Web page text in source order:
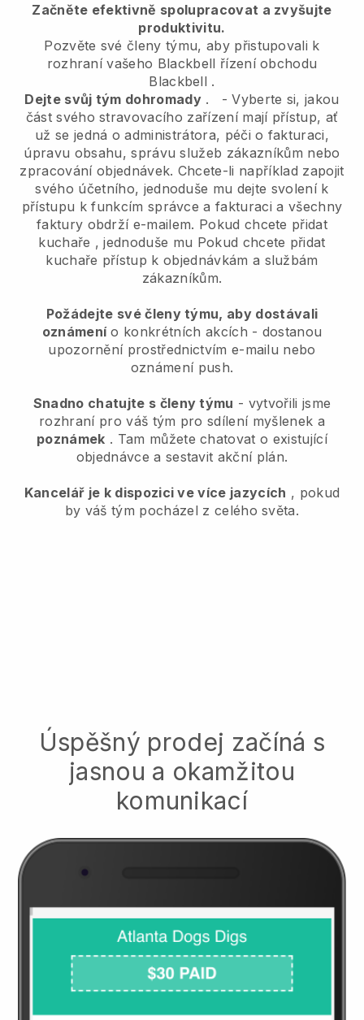
Začněte efektivně spolupracovat a zvyšujte
produktivitu.
Pozvěte své členy týmu, aby přistupovali k
rozhraní vašeho Blackbell řízení obchodu
Blackbell .
Dejte svůj tým dohromady. -Vyberte si, jakou
část svého stravovacího zařízení mají přístup, ať
už se jedná o administrátora, péči o fakturaci,
úpravu obsahu, správu služeb zákazníkům nebo
zpracování objednávek. Chcete-li například zapojit
svého účetního, jednoduše mu dejte svolení k
přístupu k funkcím správce a fakturaci a všechny
faktury obdrží e-mailem. Pokud chcete přidat
kuchaře , jednoduše mu Pokud chcete přidat
kuchaře přístup k objednávkám a službám
zákazníkům.
Požádejte své členy týmu, aby dostávali
oznámenío konkrétních akcích - dostanou
upozornění prostřednictvím e-mailu nebo
oznámení push.
Snadno chatujte s členy týmu - vytvořili jsme
rozhraní pro váš tým pro sdílení myšlenek a
poznámek . Tam můžete chatovat o existující
objednávce a sestavit akční plán.
Kancelář je k dispozici ve více jazycích , pokud
by váš tým pocházel z celého světa.
Úspěšný prodej začíná s
jasnou a okamžitou
komunikací